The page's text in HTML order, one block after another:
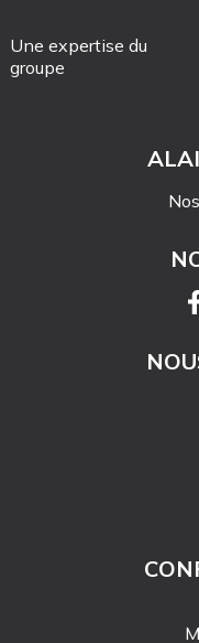
Une expertise du
groupe